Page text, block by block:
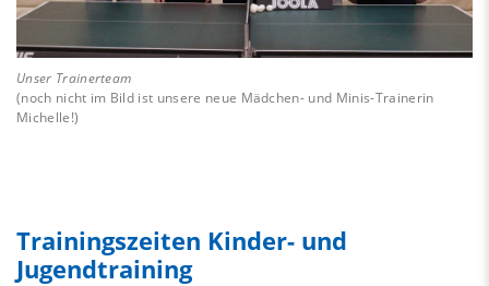
Unser Trainerteam
(noch nicht im Bild ist unsere neue Mädchen- und Minis-Trainerin
Michelle!)
Trainingszeiten Kinder- und
Jugendtraining